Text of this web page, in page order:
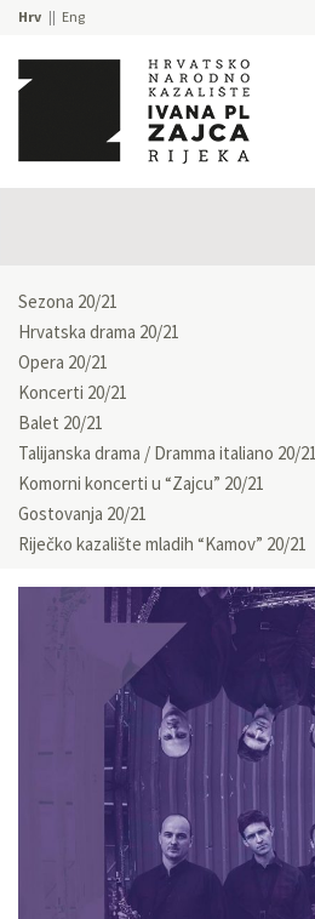
Hrv Eng
Sezona 20/21
Hrvatska drama 20/21
Opera 20/21
Koncerti 20/21
Balet 20/21
Talijanska drama / Dramma italiano 20/21
Komorni koncerti u “Zajcu” 20/21
Gostovanja 20/21
Riječko kazalište mladih “Kamov” 20/21